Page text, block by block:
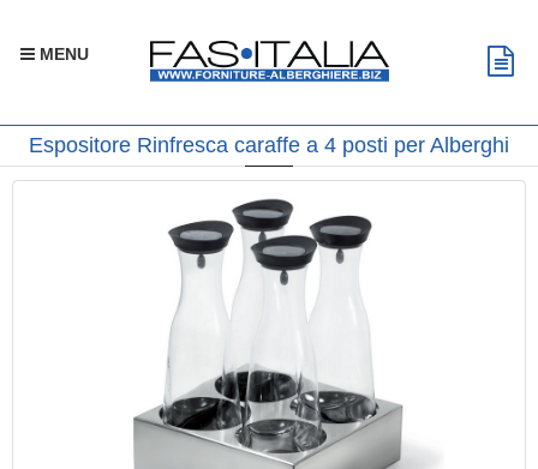
MENU
Espositore Rinfresca caraffe a 4 posti per Alberghi